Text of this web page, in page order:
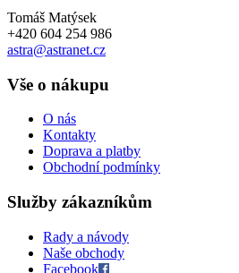
Tomáš Matýsek
+420 604 254 986
astra@astranet.cz
Vše o nákupu
O nás
Kontakty
Doprava a platby
Obchodní podmínky
Služby zákazníkům
Rady a návody
Naše obchody
Facebook